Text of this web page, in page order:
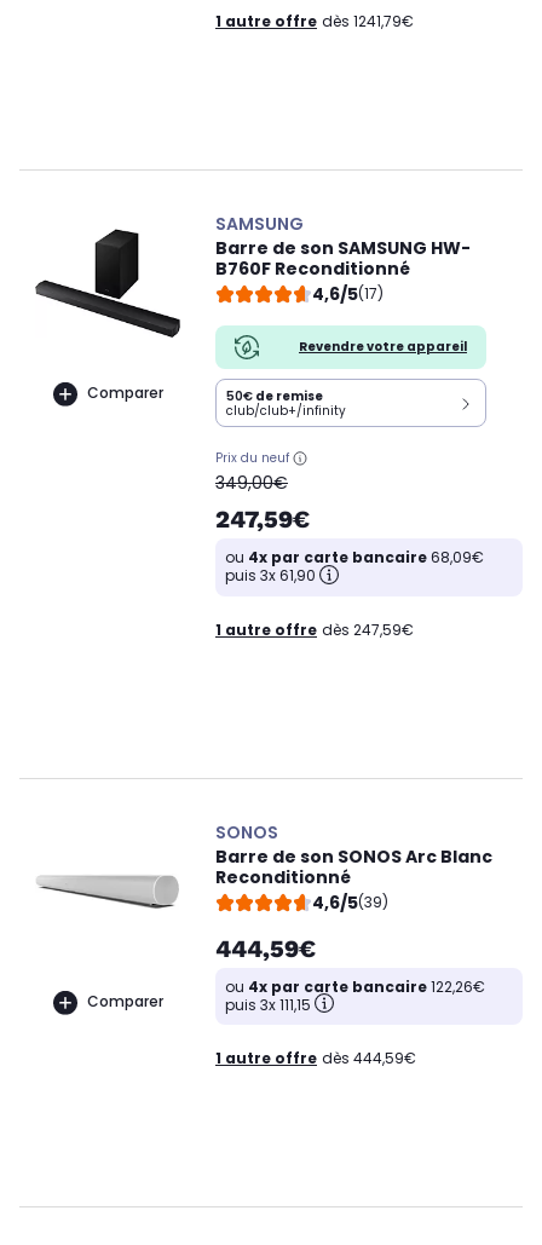
1 autre offre dès 1241,79€
Comparer
SAMSUNG
Barre de son SAMSUNG HW-
B760F Reconditionné
4,6/5(17)
Revendre votre appareil
50€ de remise
club/club+/infinity
Prix du neuf
oldPrice
349,00€
247,59€
ou 4x par carte bancaire68,09€
puis 3x 61,90
1 autre offre dès 247,59€
Comparer
SONOS
Barre de son SONOS Arc Blanc
Reconditionné
4,6/5(39)
444,59€
ou 4x par carte bancaire122,26€
puis 3x 111,15
1 autre offre dès 444,59€